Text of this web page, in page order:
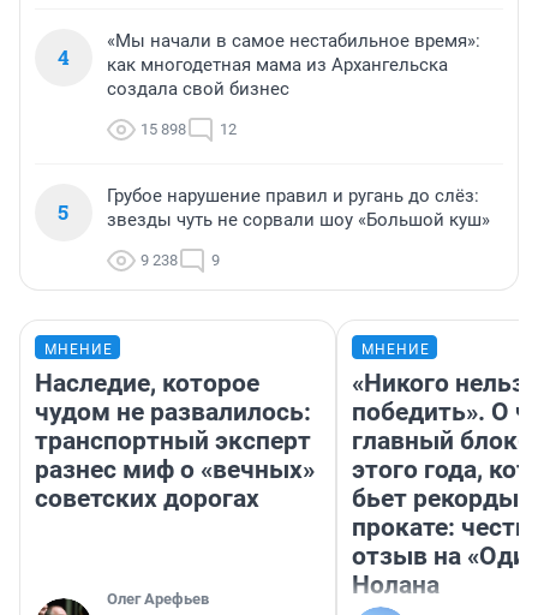
4
«Мы начали в самое нестабильное время»:
как многодетная мама из Архангельска
создала свой бизнес
15 898 12
5
Грубое нарушение правил и ругань до слёз:
звезды чуть не сорвали шоу «Большой куш»
9 238 9
МНЕНИЕ
Наследие, которое
чудом не развалилось:
транспортный эксперт
разнес миф о «вечных»
советских дорогах
Олег Арефьев
МНЕНИЕ
«Никого нельзя
победить». О
главный
этого года,
бьет рекорды в
прокате:
отзыв на
Нолана